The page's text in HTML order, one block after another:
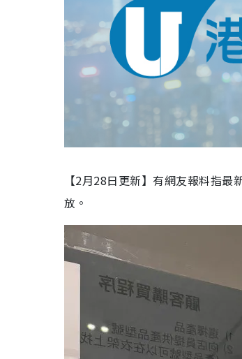
【2月28日更新】有網友報料指
放。